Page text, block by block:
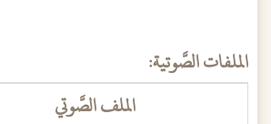
الملفات الصَّوتية:
الملف الصَّوتي